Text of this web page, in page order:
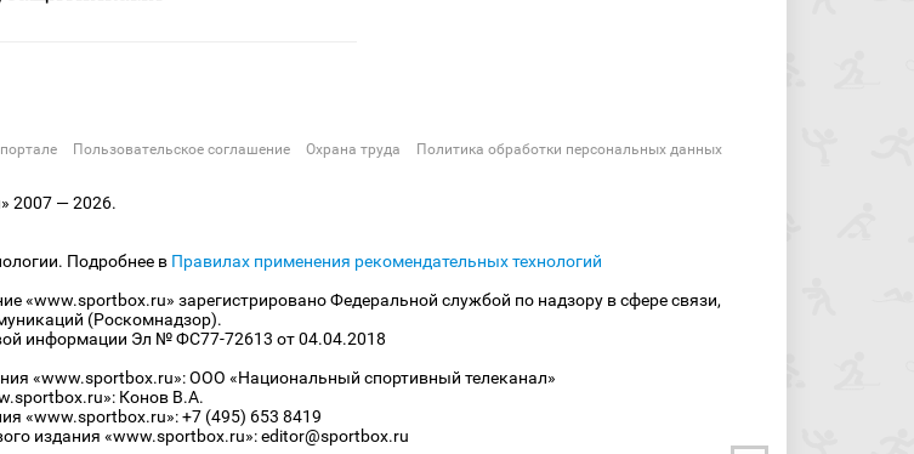
Пользовательское соглашение Охрана труда Политика обработки персональных данных
2007 — 2026.
Подробнее в Правилах применения рекомендательных технологий
«www.sportbox.ru» зарегистрировано Федеральной службой по надзору в сфере связи,
(Роскомнадзор).
информации Эл № ФС77-72613 от 04.04.2018
«www.sportbox.ru»: ООО «Национальный спортивный телеканал»
Конов В.А.
«www.sportbox.ru»: +7 (495) 653 8419
издания «www.sportbox.ru»: editor@sportbox.ru